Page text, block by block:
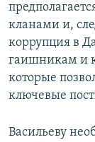
кланами и,
коррупция в
гаишникам и
которые
ключевые
Васильеву